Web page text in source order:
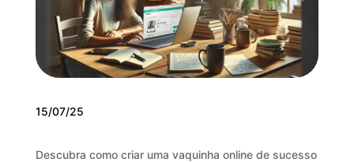
15/07/25
Descubra como criar uma vaquinha online de sucesso